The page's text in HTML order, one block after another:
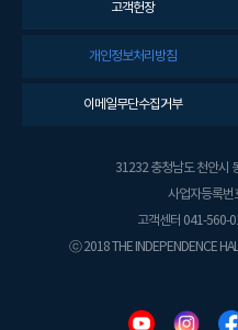
고객헌장
개인정보처리방침
이메일무단수집거부
31232 충청남도 천안시
사업자등록번
고객센터 041-560-
ⓒ 2018 THE INDEPENDENCE